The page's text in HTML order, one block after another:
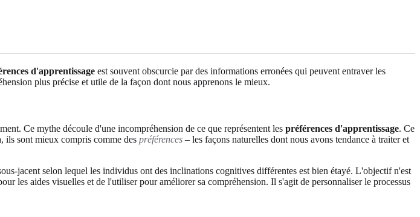
d'apprentissage est souvent obscurcie par des informations erronées qui peuvent entraver les
plus précise et utile de la façon dont nous apprenons le mieux.
Ce mythe découle d'une incompréhension de ce que représentent les préférences d'apprentissage. Ce
ils sont mieux compris comme des préférences – les façons naturelles dont nous avons tendance à traiter et
jacent selon lequel les individus ont des inclinations cognitives différentes est bien étayé. L'objectif n'est
les aides visuelles et de l'utiliser pour améliorer sa compréhension. Il s'agit de personnaliser le processus